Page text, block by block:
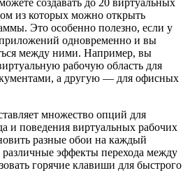
из которых можно открыть
Это особенно полезно, если у
одновременно и вы
между ними. Например, вы
рабочую область для
а другую — для офисных
множество опций для
и поведения виртуальных рабочих
разные обои на каждый
различные эффекты перехода между
горячие клавиши для быстрого